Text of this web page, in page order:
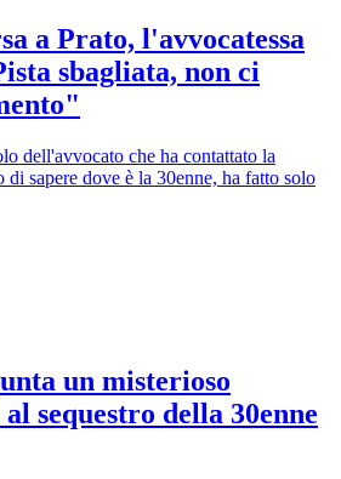
a Prato, l'avvocatessa
sbagliata, non ci
dell'avvocato che ha contattato la
sapere dove è la 30enne, ha fatto solo
un misterioso
sequestro della 30enne